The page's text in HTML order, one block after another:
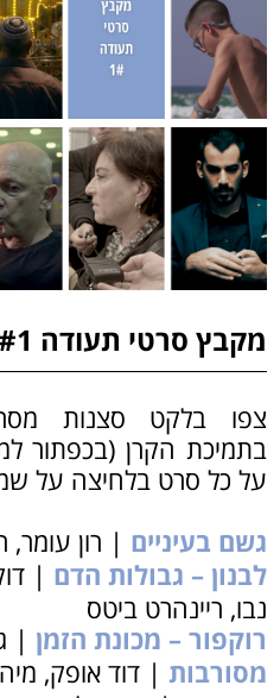
מקבץ סרטי תעודה #1
צפו בלקט סצנות
בתמיכת הקרן (בכפתור
על כל סרט בלחיצה על
גשם בעיניים | רון עומר,
לבנון – גבולות הדם |
נבו, ריינהרט ביטס
רוקפור – מכונת הזמן |
מסורבות | דוד אופק, מיה